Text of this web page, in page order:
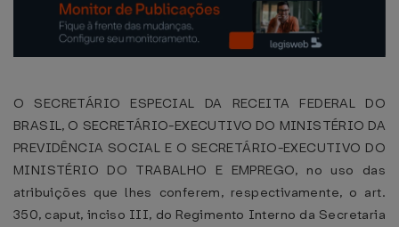
O SECRETÁRIO ESPECIAL DA RECEITA FEDERAL DO
BRASIL, O SECRETÁRIO-EXECUTIVO DO MINISTÉRIO DA
PREVIDÊNCIA SOCIAL E O SECRETÁRIO-EXECUTIVO DO
MINISTÉRIO DO TRABALHO E EMPREGO, no uso das
atribuições que lhes conferem, respectivamente, o art.
350, caput, inciso III, do Regimento Interno da Secretaria